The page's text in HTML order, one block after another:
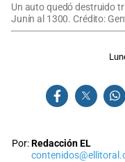
Un auto quedó destruido
Junín al 1300. Crédito:
Por:Redacción EL